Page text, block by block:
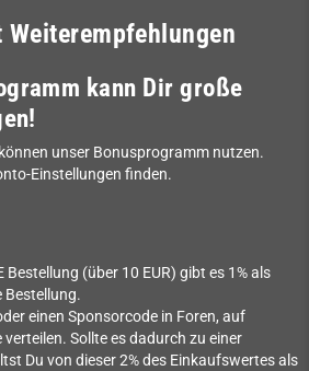
kann Dir große
unser Bonusprogramm nutzen.
Einstellungen finden.
Bestellung (über 10 EUR) gibt es 1% als
einen Sponsorcode in Foren, auf
Sollte es dadurch zu einer
Du von dieser 2% des Einkaufswertes als